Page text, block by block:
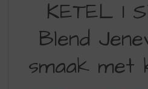
SMAAK
MET
KARAKTER
KETEL 1
Blend
smaak